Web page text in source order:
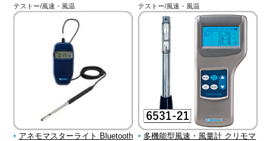
テストー/風速・風温 テストー/風速・風温
アネモマスターライト Bluetooth
多機能型風速・風量計 クリモマ